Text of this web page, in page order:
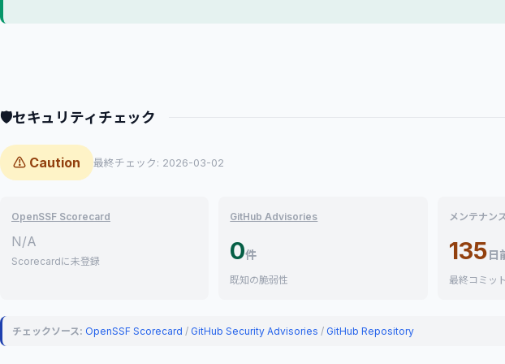
🛡セキュリティチェック
⚠ Caution 最終チェック: 2026-03-02
OpenSSF Scorecard
N/A
Scorecardに未登録
GitHub Advisories
0件
既知の脆弱性
メンテナン
135日
最終コミット
チェックソース: OpenSSF Scorecard / GitHub Security Advisories / GitHub Repository